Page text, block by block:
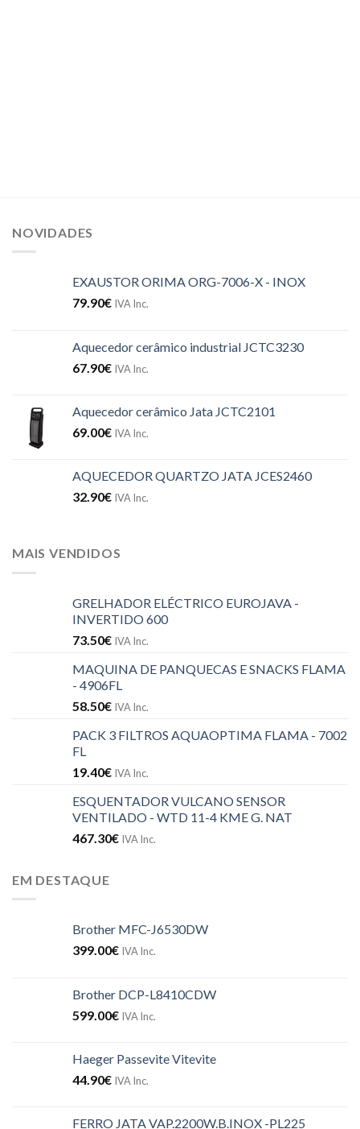
NOVIDADES
EXAUSTOR ORIMA ORG-7006-X - INOX
79.90€ IVA Inc.
Aquecedor cerâmico industrial JCTC3230
67.90€ IVA Inc.
Aquecedor cerâmico Jata JCTC2101
69.00€ IVA Inc.
AQUECEDOR QUARTZO JATA JCES2460
32.90€ IVA Inc.
MAIS VENDIDOS
GRELHADOR ELÉCTRICO EUROJAVA -
INVERTIDO 600
73.50€ IVA Inc.
MAQUINA DE PANQUECAS E SNACKS FLAMA
- 4906FL
58.50€ IVA Inc.
PACK 3 FILTROS AQUAOPTIMA FLAMA - 7002
FL
19.40€ IVA Inc.
ESQUENTADOR VULCANO SENSOR
VENTILADO - WTD 11-4 KME G. NAT
467.30€ IVA Inc.
EM DESTAQUE
Brother MFC-J6530DW
399.00€ IVA Inc.
Brother DCP-L8410CDW
599.00€ IVA Inc.
Haeger Passevite Vitevite
44.90€ IVA Inc.
FERRO JATA VAP.2200W.B.INOX -PL225